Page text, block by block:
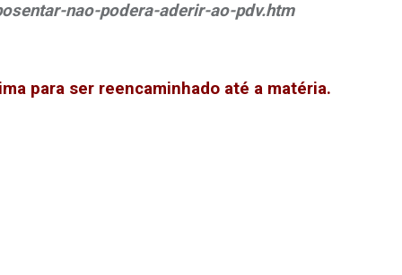
nao-podera-aderir-ao-pdv.htm
para ser reencaminhado até a matéria.